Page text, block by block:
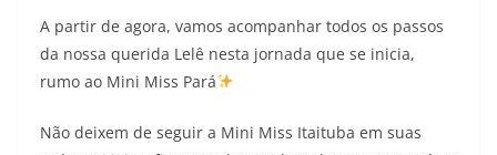
A partir de agora, vamos acompanhar todos os passos
da nossa querida Lelê nesta jornada que se inicia,
rumo ao Mini Miss Pará
Não deixem de seguir a Mini Miss Itaituba em suas